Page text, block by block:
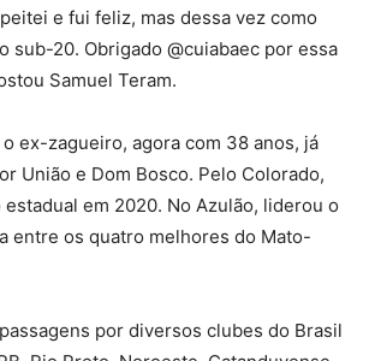
e fui feliz, mas dessa vez como
sub-20. Obrigado @cuiabaec por essa
Samuel Teram.
o ex-zagueiro, agora com 38 anos, já
União e Dom Bosco. Pelo Colorado,
em 2020. No Azulão, liderou o
entre os quatro melhores do Mato-
por diversos clubes do Brasil